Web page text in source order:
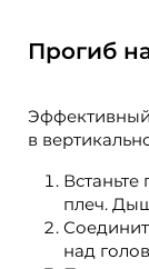
Прогиб
Эффективный
в
плеч.
над